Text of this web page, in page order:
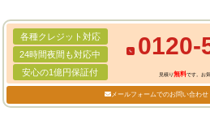
各種クレジット対応
24時間夜間も対応中
安心の1億円保証付
0120-
見積り無料です。お
メールフォームでのお問い合わせ